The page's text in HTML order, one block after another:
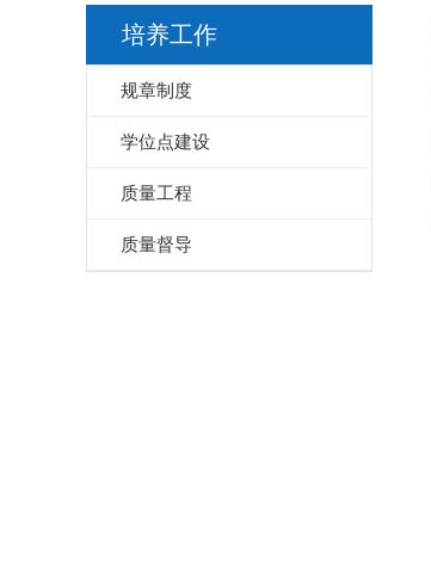
培养工作
规章制度
学位点建设
质量工程
质量督导